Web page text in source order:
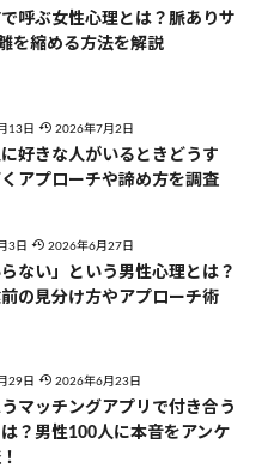
で呼ぶ女性心理とは？脈ありサ
を縮める方法を解説
13日 2026年7月2日
好きな人がいるときどうす
アプローチや諦め方を調査
3日 2026年6月27日
らない」という男性心理とは？
の見分け方やアプローチ術
29日 2026年6月23日
マッチングアプリで付き合う
？男性100人に本音をアンケ